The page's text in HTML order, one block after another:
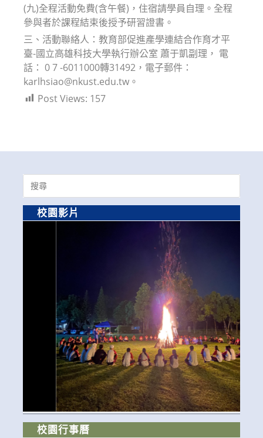
(九)全程活動免費(含午餐)，住宿請學員自理。全程
參與者於課程結束後授予研習證書。
三、活動聯絡人：教育部促進產學連結合作育才平
臺-國立高雄科技大學執行辦公室 蕭于凱副理， 電
話： 0 7 -6011000轉31492，電子郵件：
karlhsiao@nkust.edu.tw。
Post Views: 157
Search
for:
校園影片
校園行事曆